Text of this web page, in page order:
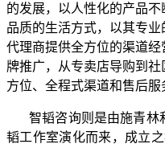
的发展，以人性化的产品
品质的生活方式，以其专业
代理商提供全方位的渠道
牌推广，从专卖店导购到
方位、全程式渠道和售后服
智韬咨询则是由施青林
韬工作室演化而来，成立